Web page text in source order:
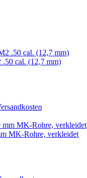
cal. (12,7 mm)
MK-Rohre, verkleidet